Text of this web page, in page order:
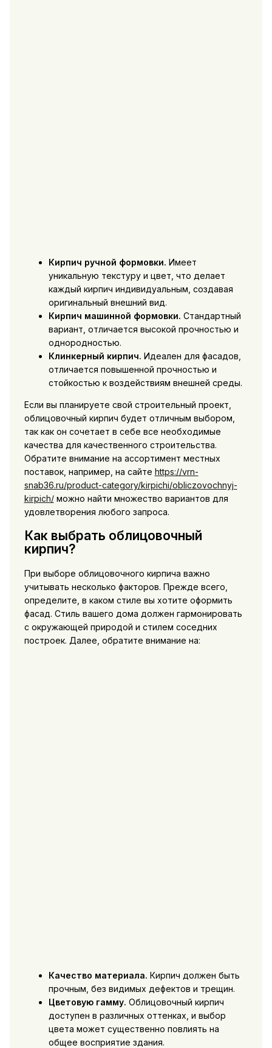
Кирпич ручной формовки. Имеет
уникальную текстуру и цвет, что делает
каждый кирпич индивидуальным, создавая
оригинальный внешний вид.
Кирпич машинной формовки. Стандартный
вариант, отличается высокой прочностью и
однородностью.
Клинкерный кирпич. Идеален для фасадов,
отличается повышенной прочностью и
стойкостью к воздействиям внешней среды.
Если вы планируете свой строительный проект,
облицовочный кирпич будет отличным выбором,
так как он сочетает в себе все необходимые
качества для качественного строительства.
Обратите внимание на ассортимент местных
поставок, например, на сайте https://vrn-
snab36.ru/product-category/kirpichi/obliczovochnyj-
kirpich/можно найти множество вариантов для
удовлетворения любого запроса.
Как выбрать облицовочный
кирпич?
При выборе облицовочного кирпича важно
учитывать несколько факторов. Прежде всего,
определите, в каком стиле вы хотите оформить
фасад. Стиль вашего дома должен гармонировать
с окружающей природой и стилем соседних
построек. Далее, обратите внимание на:
Качество материала. Кирпич должен быть
прочным, без видимых дефектов и трещин.
Цветовую гамму. Облицовочный кирпич
доступен в различных оттенках, и выбор
цвета может существенно повлиять на
общее восприятие здания.